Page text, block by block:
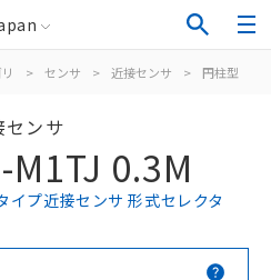
> センサ > 近接センサ > 円柱型
センサ
M1TJ 0.3M
イプ近接センサ 形式セレクタ